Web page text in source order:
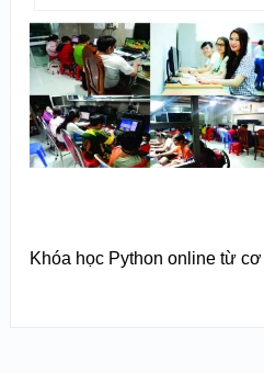
Khóa học Python online từ